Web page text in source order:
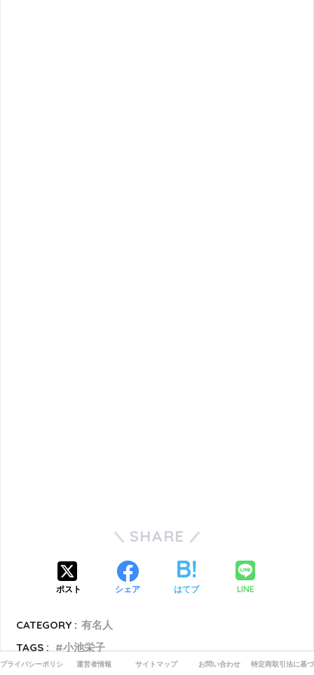
SHARE
ポスト シェア はてブ LINE
CATEGORY : 有名人
TAGS :
小池栄子
プライバシーポリシー 運営者情報 サイトマップ お問い合わせ 特定商取引法に基